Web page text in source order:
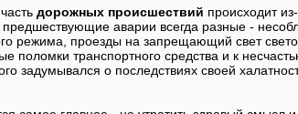
дорожных происшествий происходит
аварии всегда разные -
режима, проезды на запрещающий свет
поломки транспортного средства и к
задумывался о последствиях своей